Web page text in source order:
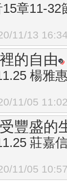
15章11-32
11/13
的自由
楊雅
11/05
豐盛的
莊嘉
11/05